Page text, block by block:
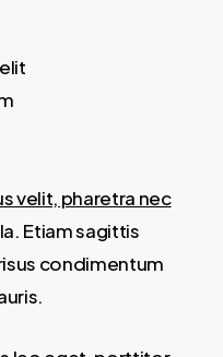
velit, pharetra nec
Etiam sagittis
condimentum